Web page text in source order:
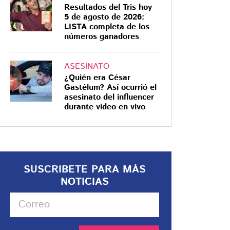
Resultados del Tris hoy
5 de agosto de 2026:
LISTA completa de los
números ganadores
ASESINATO
¿Quién era César
Gastélum? Así ocurrió el
asesinato del influencer
durante video en vivo
SUSCRIBETE PARA MÁS
NOTICIAS